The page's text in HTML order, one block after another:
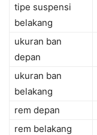
tipe suspensi
belakang
ukuran ban
depan
ukuran ban
belakang
rem depan
rem belakang